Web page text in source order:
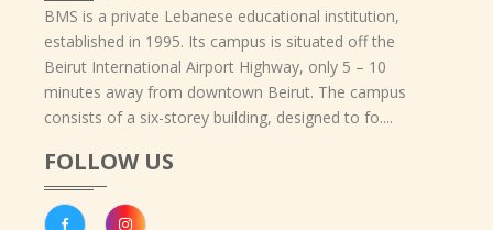
BMS is a private Lebanese educational institution,
established in 1995. Its campus is situated off the
Beirut International Airport Highway, only 5 – 10
minutes away from downtown Beirut. The campus
consists of a six-storey building, designed to fo....
FOLLOW US